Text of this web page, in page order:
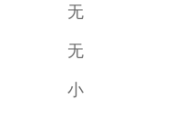
无
无
小